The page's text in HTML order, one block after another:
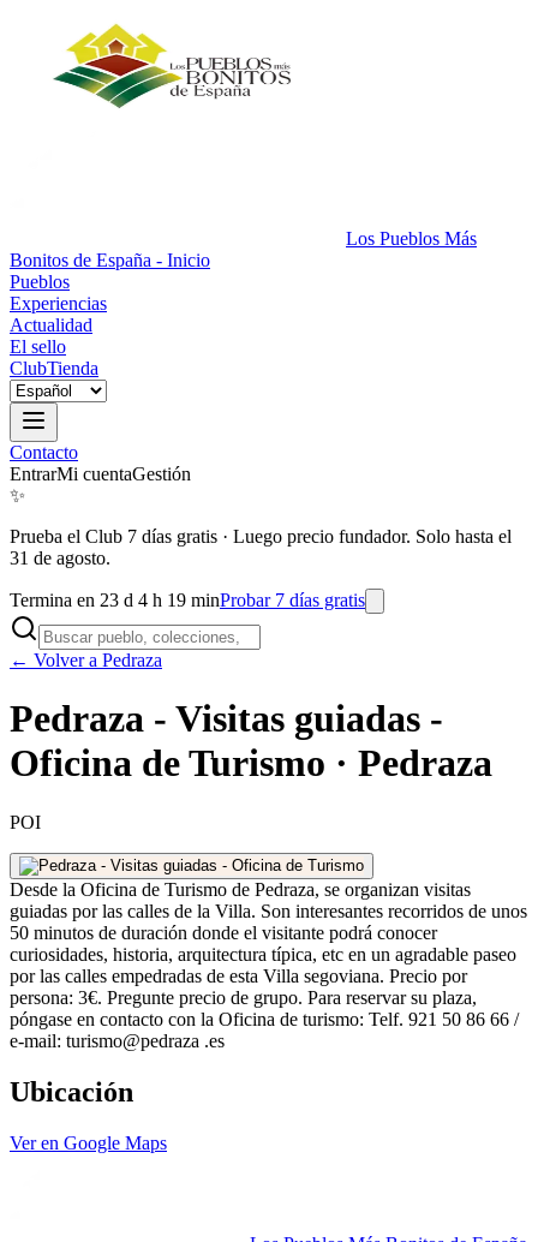
Los Pueblos Más
Bonitos de España - Inicio
Pueblos
Experiencias
Actualidad
El sello
ClubTienda
Contacto
EntrarMi cuentaGestión
✨
Prueba el Club 7 días gratis · Luego precio fundador. Solo hasta el
31 de agosto.
Termina en 23 d 4 h 19 minProbar 7 días gratis
← Volver a Pedraza
Pedraza - Visitas guiadas -
Oficina de Turismo · Pedraza
POI
Desde la Oficina de Turismo de Pedraza, se organizan visitas
guiadas por las calles de la Villa. Son interesantes recorridos de unos
50 minutos de duración donde el visitante podrá conocer
curiosidades, historia, arquitectura típica, etc en un agradable paseo
por las calles empedradas de esta Villa segoviana. Precio por
persona: 3€. Pregunte precio de grupo. Para reservar su plaza,
póngase en contacto con la Oficina de turismo: Telf. 921 50 86 66 /
e-mail: turismo@pedraza .es
Ubicación
Ver en Google Maps